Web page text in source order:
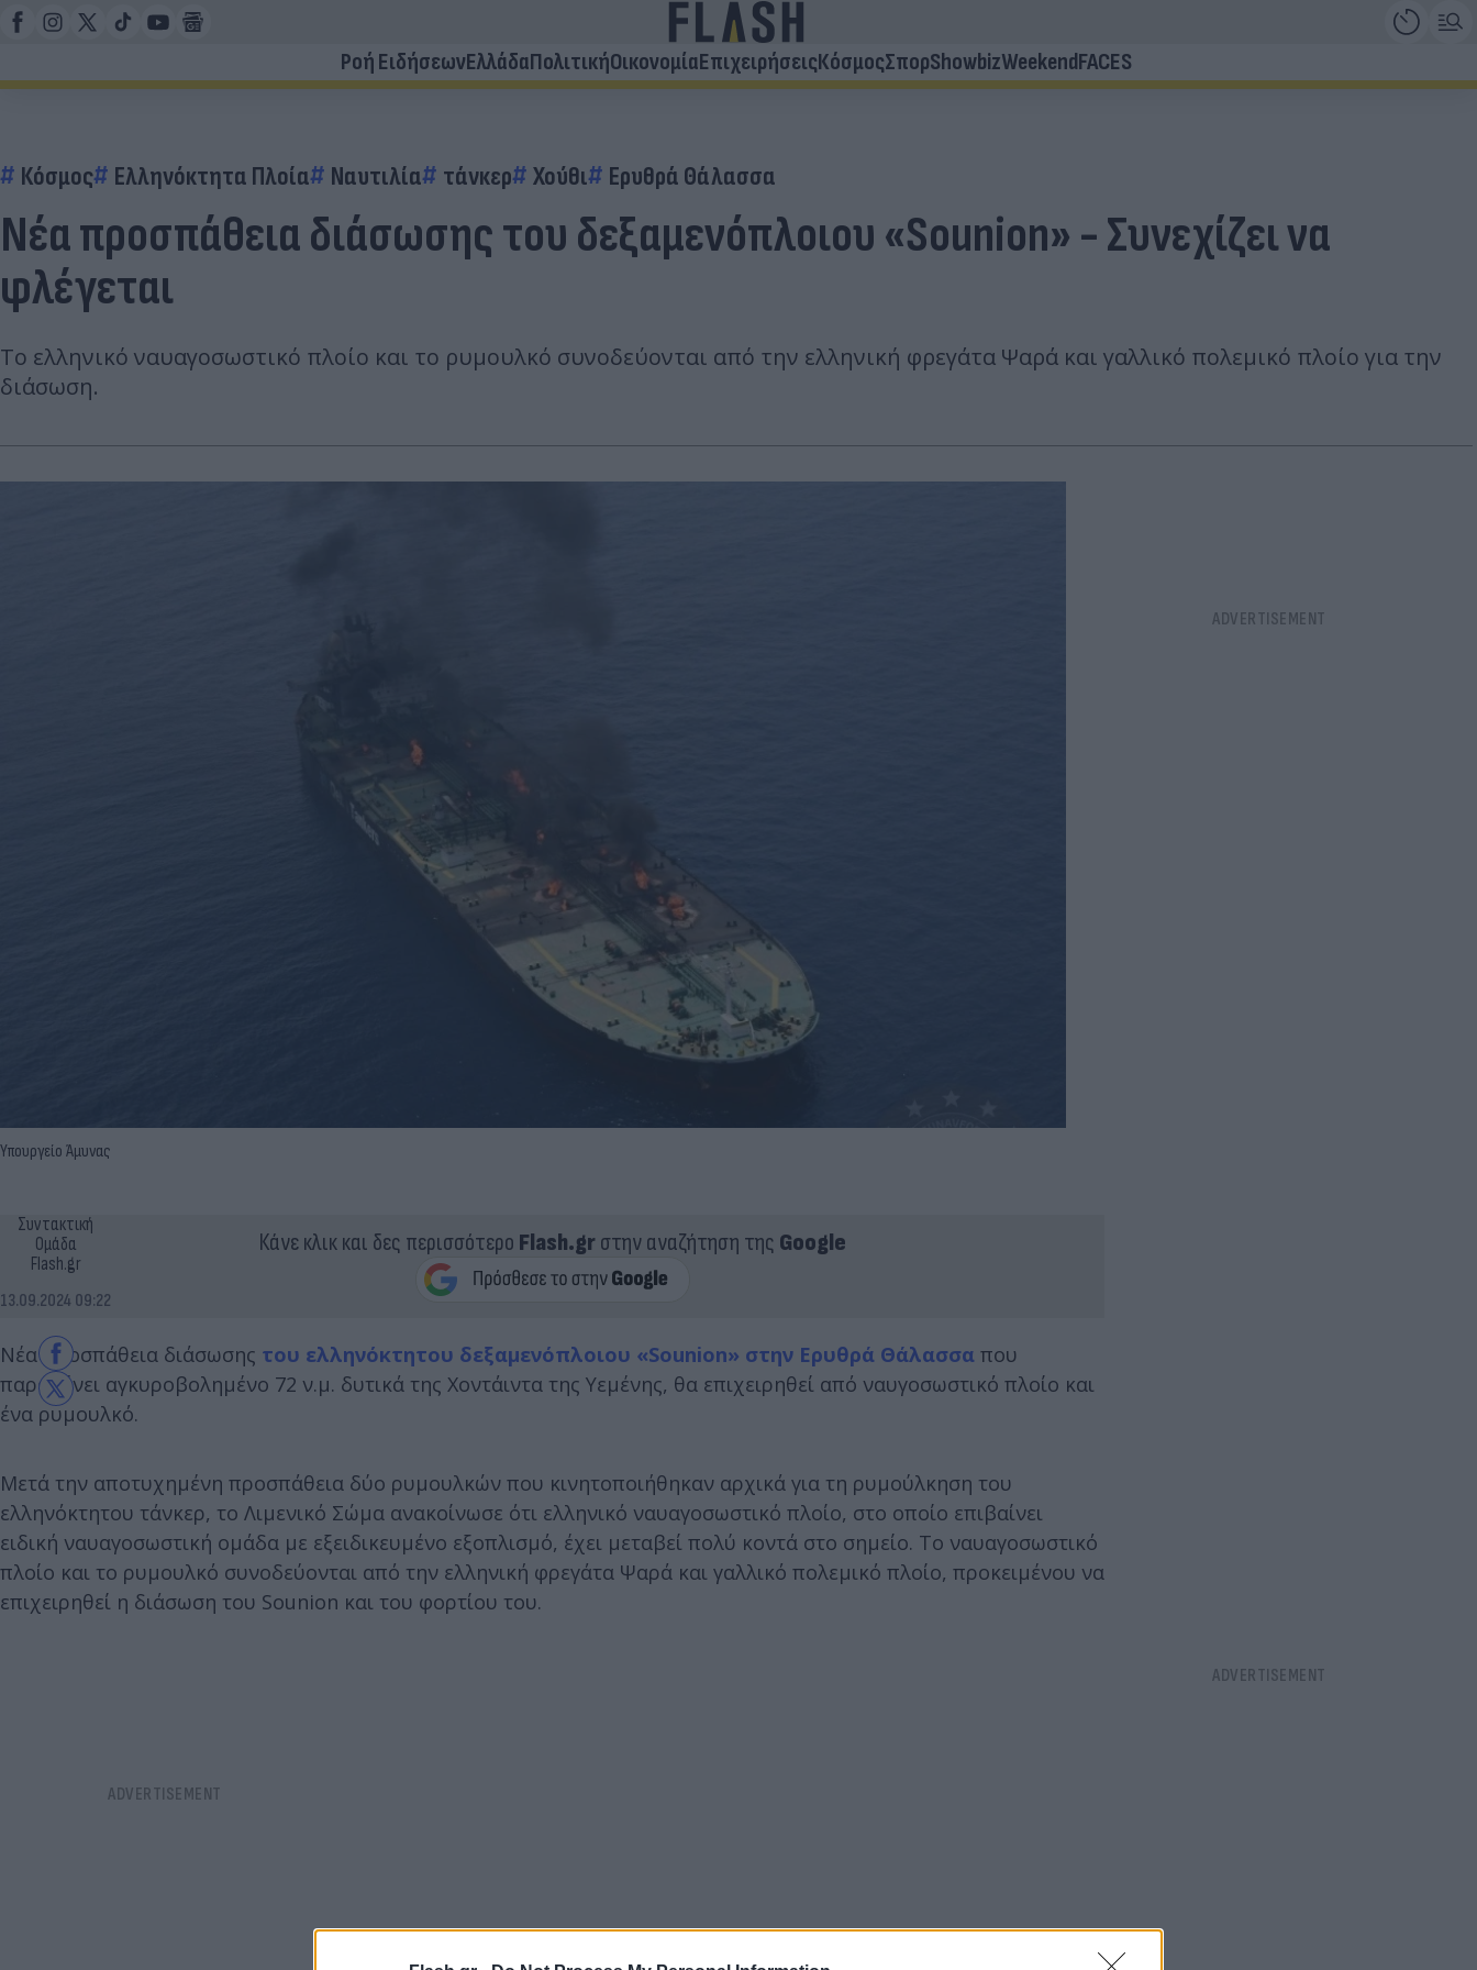
Ροή ΕιδήσεωνΕλλάδαΠολιτικήΟικονομίαΕπιχειρήσειςΚόσμοςΣπορShowbizWeekendFACES
Κόσμος Ελληνόκτητα Πλοία Ναυτιλία τάνκερ Χούθι Ερυθρά Θάλασσα
Νέα προσπάθεια διάσωσης του δεξαμενόπλοιου «Sounion» - Συνεχίζει να
φλέγεται
Το ελληνικό ναυαγοσωστικό πλοίο και το ρυμουλκό συνοδεύονται από την ελληνική φρεγάτα Ψαρά και γαλλικό πολεμικό πλοίο για την
διάσωση.
Υπουργείο Άμυνας
Συντακτική
Ομάδα
Flash.gr
13.09.2024 09:22
Κάνε κλικ και δες περισσότερο Flash.grστην αναζήτηση της Google
Nέα προσπάθεια διάσωσης του ελληνόκτητου δεξαμενόπλοιου «Sounion» στην Ερυθρά Θάλασσα που
παραμένει αγκυροβολημένο 72 ν.μ. δυτικά της Χοντάιντα της Υεμένης, θα επιχειρηθεί από ναυγοσωστικό πλοίο και
ένα ρυμουλκό.
Μετά την αποτυχημένη προσπάθεια δύο ρυμουλκών που κινητοποιήθηκαν αρχικά για τη ρυμούλκηση του
ελληνόκτητου τάνκερ, το Λιμενικό Σώμα ανακοίνωσε ότι ελληνικό ναυαγοσωστικό πλοίο, στο οποίο επιβαίνει
ειδική ναυαγοσωστική ομάδα με εξειδικευμένο εξοπλισμό, έχει μεταβεί πολύ κοντά στο σημείο. Το ναυαγοσωστικό
πλοίο και το ρυμουλκό συνοδεύονται από την ελληνική φρεγάτα Ψαρά και γαλλικό πολεμικό πλοίο, προκειμένου να
επιχειρηθεί η διάσωση του Sounion και του φορτίου του.